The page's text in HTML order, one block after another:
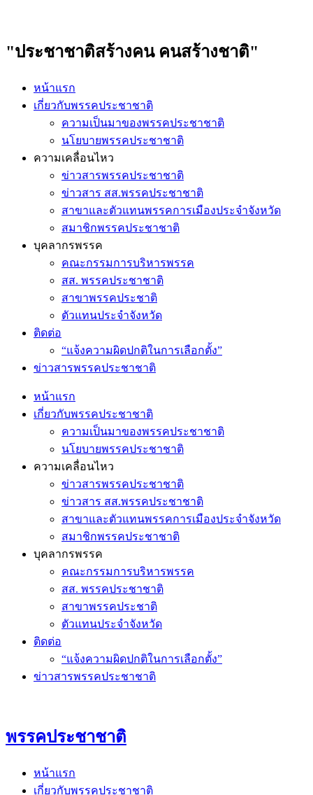
"ประชาชาติสร้างคน คนสร้างชาติ"
หน้าแรก
เกี่ยวกับพรรคประชาชาติ
ความเป็นมาของพรรคประชาชาติ
นโยบายพรรคประชาชาติ
ความเคลื่อนไหว
ข่าวสารพรรคประชาชาติ
ข่าวสาร สส.พรรคประชาชาติ
สาขาและตัวแทนพรรคการเมืองประจำจังหวัด
สมาชิกพรรคประชาชาติ
บุคลากรพรรค
คณะกรรมการบริหารพรรค
สส. พรรคประชาชาติ
สาขาพรรคประชาติ
ตัวแทนประจำจังหวัด
ติดต่อ
“แจ้งความผิดปกติในการเลือกตั้ง”
ข่าวสารพรรคประชาชาติ
หน้าแรก
เกี่ยวกับพรรคประชาชาติ
ความเป็นมาของพรรคประชาชาติ
นโยบายพรรคประชาชาติ
ความเคลื่อนไหว
ข่าวสารพรรคประชาชาติ
ข่าวสาร สส.พรรคประชาชาติ
สาขาและตัวแทนพรรคการเมืองประจำจังหวัด
สมาชิกพรรคประชาชาติ
บุคลากรพรรค
คณะกรรมการบริหารพรรค
สส. พรรคประชาชาติ
สาขาพรรคประชาติ
ตัวแทนประจำจังหวัด
ติดต่อ
“แจ้งความผิดปกติในการเลือกตั้ง”
ข่าวสารพรรคประชาชาติ
พรรคประชาชาติ
หน้าแรก
เกี่ยวกับพรรคประชาชาติ